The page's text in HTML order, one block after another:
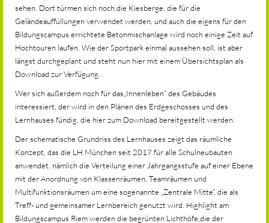
sehen. Dort türmen sich noch die Kiesberge, die für die
Geländeauffüllungen verwendet werden, und auch die eigens für den
Bildungscampus errichtete Betonmischanlage wird noch einige Zeit auf
Hochtouren laufen. Wie der Sportpark einmal aussehen soll, ist aber
längst durchgeplant und steht nun hier mit einem Übersichtsplan als
Download zur Verfügung.
Wer sich außerdem noch für das„Innenleben“ des Gebäudes
interessiert, der wird in den Plänen des Erdgeschosses und des
Lernhauses fündig, die hier zum Download bereitgestellt werden.
Der schematische Grundriss des Lernhauses zeigt das räumliche
Konzept, das die LH München seit 2017 für alle Schulneubauten
anwendet, nämlich die Verteilung einer Jahrgangsstufe auf einer Ebene
mit der Anordnung von Klassenräumen, Teamräumen und
Multifunktionsräumen um eine sogenannte „Zentrale Mitte“, die als
Treff- und gemeinsamer Lernbereich genutzt wird. Highlight am
Bildungscampus Riem werden die begrünten Lichthöfe,die der